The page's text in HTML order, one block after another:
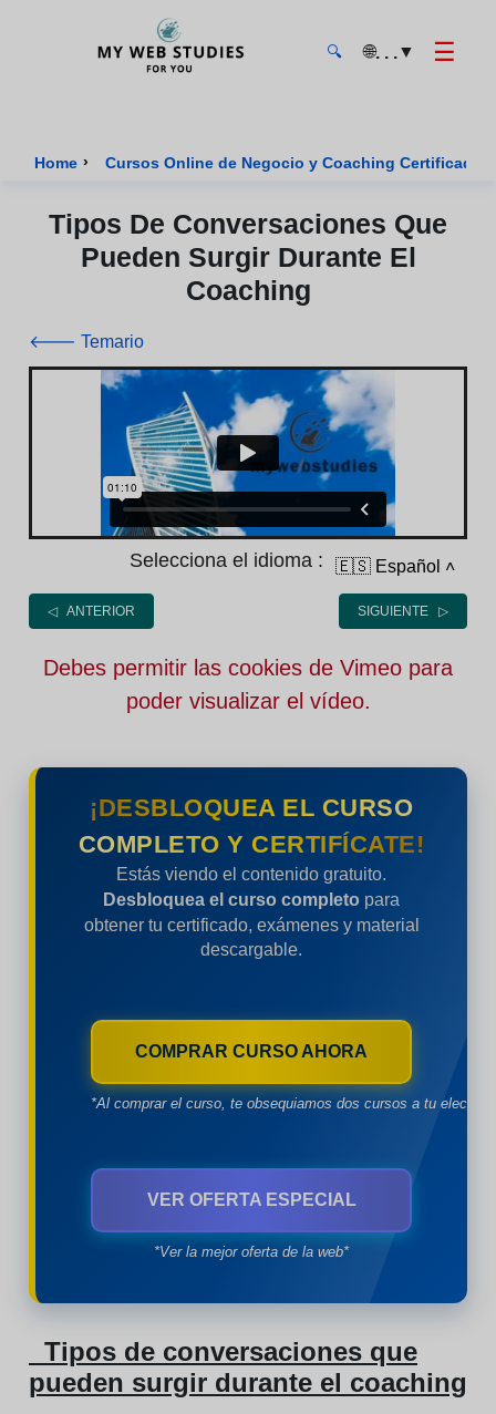
🔍 🌐. . .▼ ☰
Home › Cursos Online de Negocio y Coaching Certificados
Tipos De Conversaciones Que
Pueden Surgir Durante El
Coaching
🡐 Temario
Selecciona el idioma : 🇪🇸 Español ˄
◁ ANTERIOR SIGUIENTE ▷
Debes permitir las cookies de Vimeo para
poder visualizar el vídeo.
¡DESBLOQUEA EL CURSO
COMPLETO Y CERTIFÍCATE!
Estás viendo el contenido gratuito.
Desbloquea el curso completo para
obtener tu certificado, exámenes y material
descargable.
COMPRAR CURSO AHORA
*Al comprar el curso, te obsequiamos dos cursos a tu
VER OFERTA ESPECIAL
*Ver la mejor oferta de la web*
Tipos de conversaciones que
pueden surgir durante el coaching